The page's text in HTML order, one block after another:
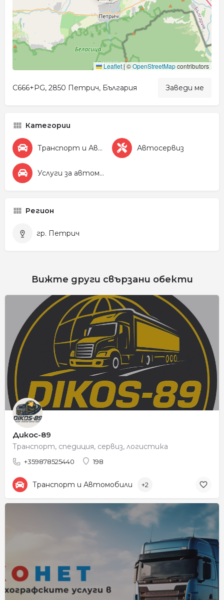
Leaflet | ©OpenStreetMapcontributors
C666+PG, 2850 Петрич, България Заведи ме
Категории
Транспорт и Автомобили Автосервиз
Услуги за автомобила
Регион
гр. Петрич
Вижте други свързани обекти
Дикос-89
Транспорт, спедиция, сервиз, логистика
+359878525440 198
Транспорт и Автомобили +2